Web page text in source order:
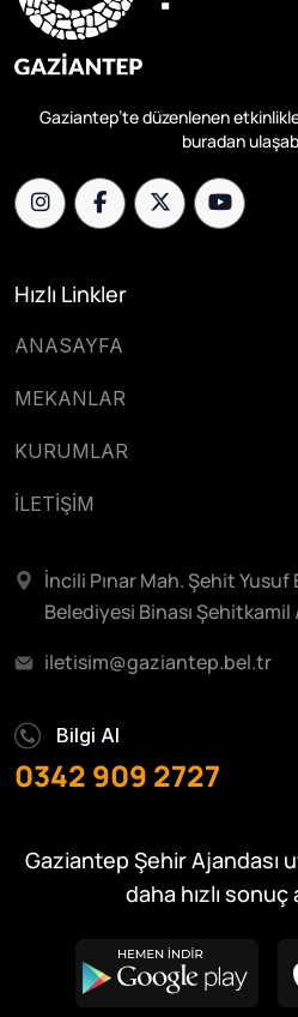
Gaziantep’te düzenlenen
buradan
Hızlı Linkler
ANASAYFA
MEKANLAR
KURUMLAR
İLETİŞİM
İncili Pınar Mah. Şehit
Belediyesi Binası
iletisim@gaziantep.bel.tr
Bilgi Al
0342 909 2727
Gaziantep Şehir Ajandası
daha hızlı